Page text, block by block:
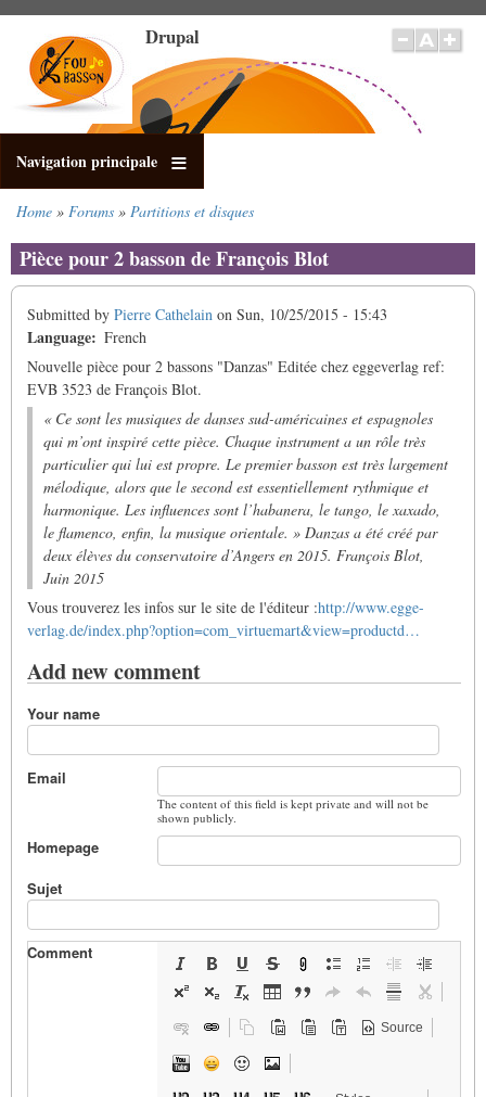
main
content
Drupal
Navigation principale
Home Forums Partitions et disques
Pièce pour 2 basson de François Blot
Submitted by Pierre Cathelain on Sun, 10/25/2015 - 15:43
Language
French
Nouvelle pièce pour 2 bassons "Danzas" Editée chez eggeverlag ref:
EVB 3523 de François Blot.
« Ce sont les musiques de danses sud-américaines et espagnoles
qui m’ont inspiré cette pièce. Chaque instrument a un rôle très
particulier qui lui est propre. Le premier basson est très largement
mélodique, alors que le second est essentiellement rythmique et
harmonique. Les influences sont l’habanera, le tango, le xaxado,
le flamenco, enfin, la musique orientale. » Danzas a été créé par
deux élèves du conservatoire d’Angers en 2015. François Blot,
Juin 2015
Vous trouverez les infos sur le site de l'éditeur :http://www.egge-
verlag.de/index.php?option=com_virtuemart&view=productd…
Add new comment
Your name
Email
The content of this field is kept private and will not be
shown publicly.
Homepage
Sujet
Comment
Source